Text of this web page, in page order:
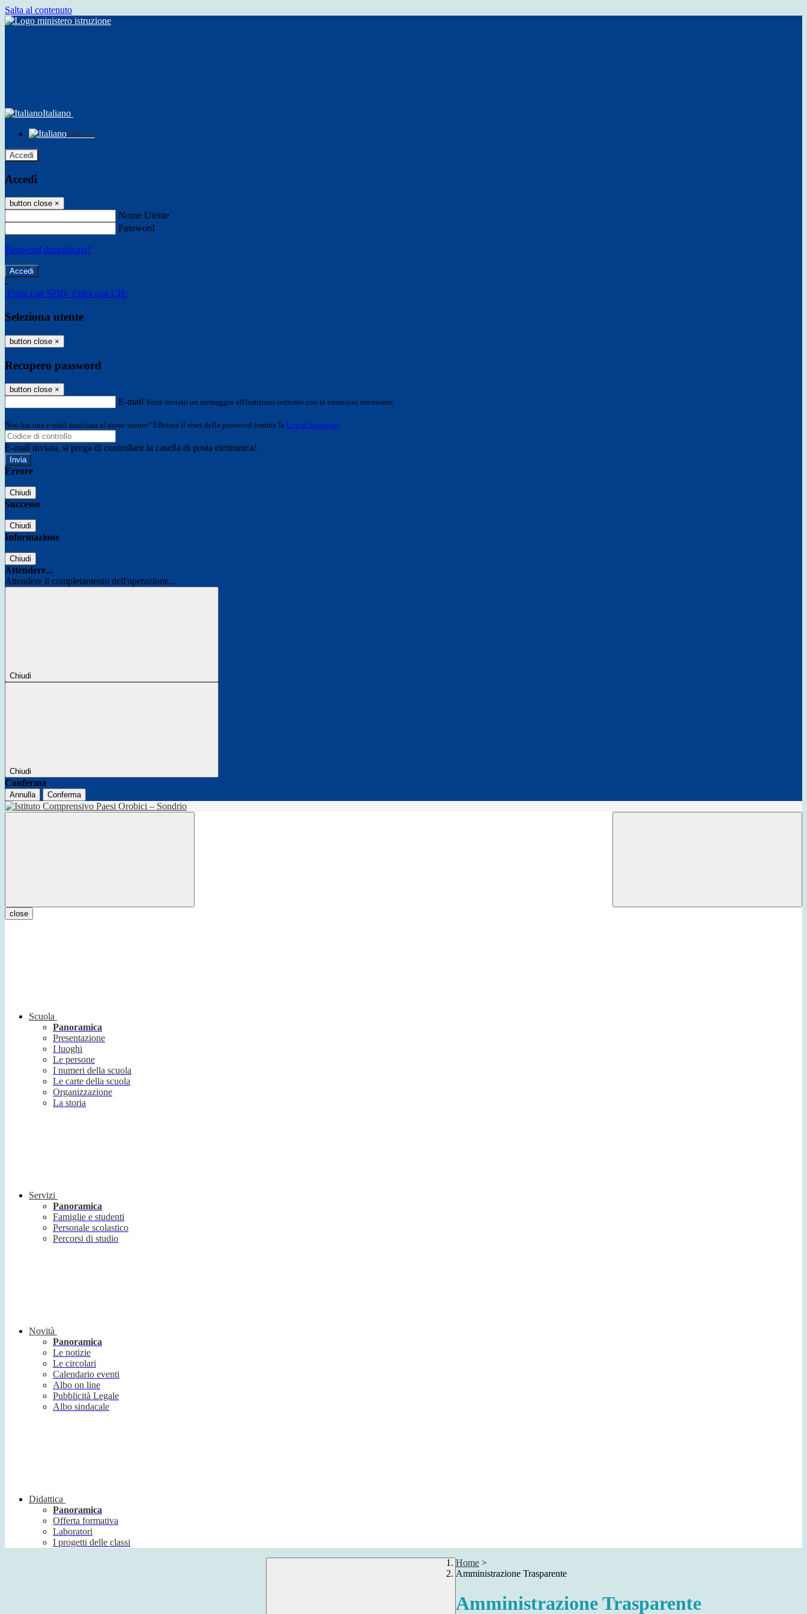
Salta al contenuto
Italiano
Italiano
Accedi
Accedi
button close ×
Nome Utente
Password
Password dimenticata?
-
Entra con SPID Entra con CIE
Seleziona utente
button close ×
Recupero password
button close ×
E-mail Verrà inviato un messaggio all'indirizzo indicato con le istruzioni necessarie.
Non hai una e-mail associata al nome utente? Effettua il reset della password tramite la Login Spaggiari
E-mail inviata, si prega di controllare la casella di posta elettronica!
Errore
Chiudi
Successo
Chiudi
Informazione
Chiudi
Attendere...
Attendere il completamento dell'operazione...
Chiudi
Chiudi
Conferma
Annulla Conferma
close
Scuola
Panoramica
Presentazione
I luoghi
Le persone
I numeri della scuola
Le carte della scuola
Organizzazione
La storia
Servizi
Panoramica
Famiglie e studenti
Personale scolastico
Percorsi di studio
Novità
Panoramica
Le notizie
Le circolari
Calendario eventi
Albo on line
Pubblicità Legale
Albo sindacale
Didattica
Panoramica
Offerta formativa
Laboratori
I progetti delle classi
Home >
Amministrazione Trasparente
Amministrazione Trasparente